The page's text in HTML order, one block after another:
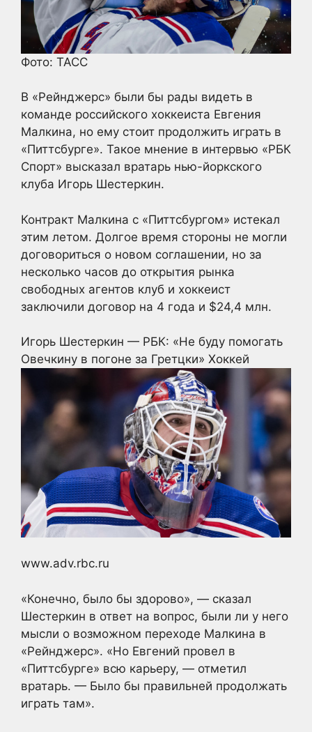
Фото: ТАСС
В «Рейнджерс» были бы рады видеть в
команде российского хоккеиста Евгения
Малкина, но ему стоит продолжить играть в
«Питтсбурге». Такое мнение в интервью «РБК
Спорт» высказал вратарь нью-йоркского
клуба Игорь Шестеркин.
Контракт Малкина с «Питтсбургом» истекал
этим летом. Долгое время стороны не могли
договориться о новом соглашении, но за
несколько часов до открытия рынка
свободных агентов клуб и хоккеист
заключили договор на 4 года и $24,4 млн.
Игорь Шестеркин — РБК: «Не буду помогать
Овечкину в погоне за Гретцки» Хоккей
www.adv.rbc.ru
«Конечно, было бы здорово», — сказал
Шестеркин в ответ на вопрос, были ли у него
мысли о возможном переходе Малкина в
«Рейнджерс». «Но Евгений провел в
«Питтсбурге» всю карьеру, — отметил
вратарь. — Было бы правильней продолжать
играть там».